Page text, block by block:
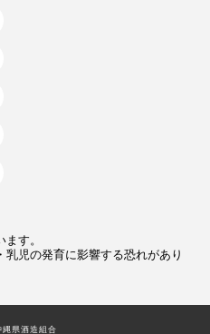
す。
児の発育に影響する恐れがあり
県酒造組合